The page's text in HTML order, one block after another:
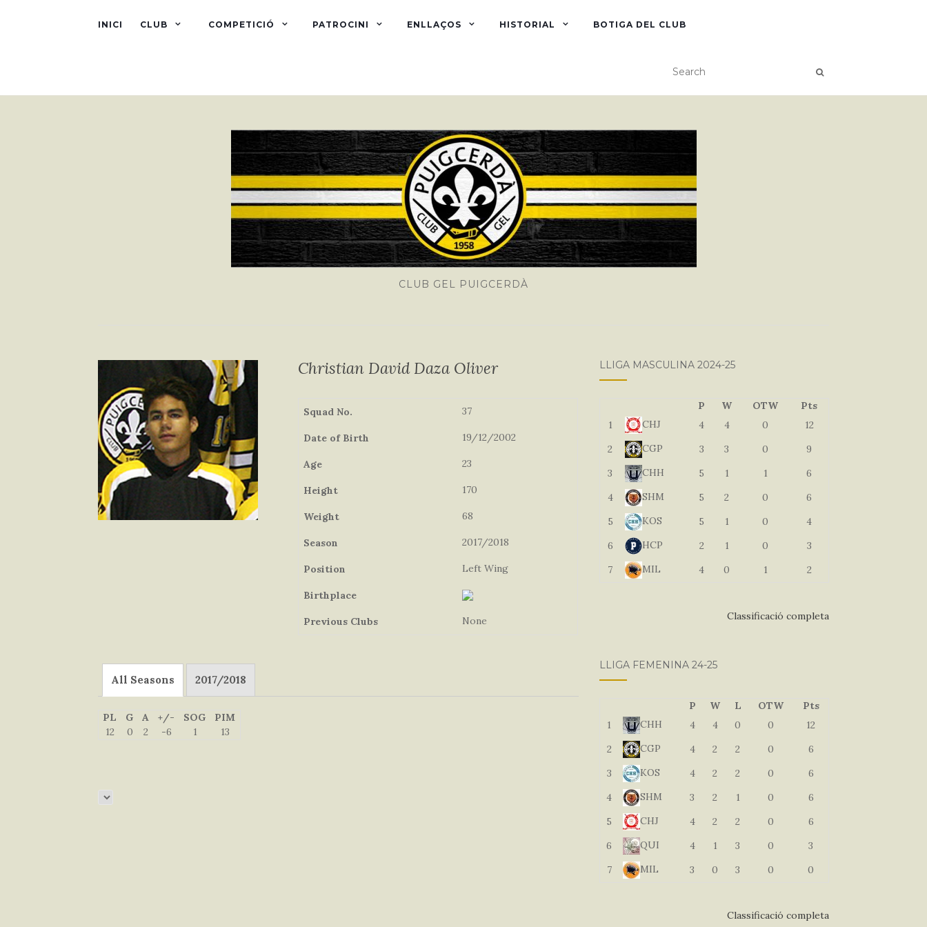
INICI CLUB COMPETICIÓ PATROCINI ENLLAÇOS HISTORIAL BOTIGA DEL CLUB
CLUB GEL PUIGCERDÀ
Christian David Daza Oliver
Squad No. 37
Date of Birth 19/12/2002
Age 23
Height 170
Weight 68
Season 2017/2018
Position Left Wing
Birthplace
Previous Clubs None
All Seasons 2017/2018
PL G A +/- SOG
PIM
12
0 2 -6 1 13
LLIGA MASCULINA 2024-25
P W OTW
Pts
1
CHJ 4 4 0
12
2
CGP 3 3 0
9
3
CHH 5 1 1
6
4
SHM 5 2 0
6
5
KOS 5 1 0
4
6
HCP 2 1 0
3
7
MIL 4 0 1 2
Classificació completa
LLIGA FEMENINA 24-25
P W L OTW
Pts
1
CHH 4 4 0 0
12
2
CGP 4 2 2 0
6
3
KOS 4 2 2 0
6
4
SHM 3 2 1 0
6
5
CHJ 4 2 2 0
6
6
QUI 4 1 3 0
3
7
MIL 3 0 3 0 0
Classificació completa